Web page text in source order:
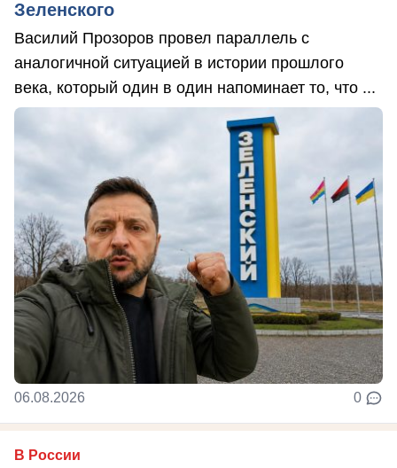
Зеленского
Василий Прозоров провел параллель с
аналогичной ситуацией в истории прошлого
века, который один в один напоминает то, что ...
06.08.2026 0
В России